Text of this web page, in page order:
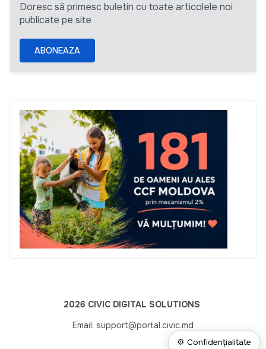
Doresc să primesc buletin cu toate articolele noi
publicate pe site
ABONEAZA
2026 CIVIC DIGITAL SOLUTIONS
Email: support@portal.civic.md
⚙ Confidențialitate